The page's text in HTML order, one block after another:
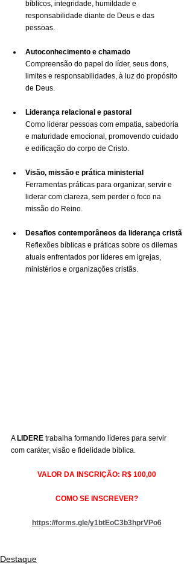
bíblicos, integridade, humildade e
responsabilidade diante de Deus e das
pessoas.
Autoconhecimento e chamado
Compreensão do papel do líder, seus dons,
limites e responsabilidades, à luz do propósito
de Deus.
Liderança relacional e pastoral
Como liderar pessoas com empatia, sabedoria
e maturidade emocional, promovendo cuidado
e edificação do corpo de Cristo.
Visão, missão e prática ministerial
Ferramentas práticas para organizar, servir e
liderar com clareza, sem perder o foco na
missão do Reino.
Desafios contemporâneos da liderança cristã
Reflexões bíblicas e práticas sobre os dilemas
atuais enfrentados por líderes em igrejas,
ministérios e organizações cristãs.
A LIDERE trabalha formando líderes para servir
com caráter, visão e fidelidade bíblica.
VALOR DA INSCRIÇÃO: R$ 100,00
COMO SE INSCREVER?
https://forms.gle/y1btEoC3b3hprVPo6
Destaque